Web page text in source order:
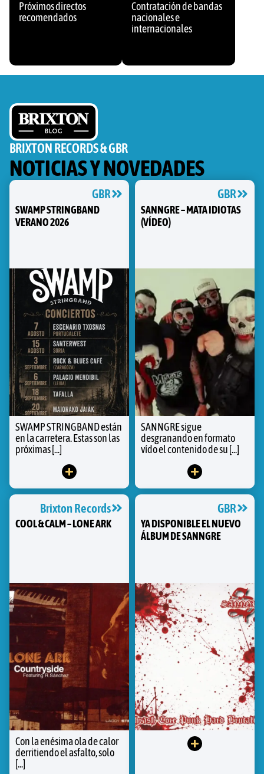
Próximos directos
recomendados
Contratación de bandas
nacionales e
internacionales
BRIXTON RECORDS & GBR
NOTICIAS Y NOVEDADES
GBR
SWAMP STRINGBAND
VERANO 2026
SWAMP STRINGBAND están
en la carretera. Estas son las
próximas [...]
GBR
SANNGRE – MATA IDIOTAS
(VÍDEO)
SANNGRE sigue
desgranando en formato
vído el contenido de su [...]
Brixton Records
COOL & CALM – LONE ARK
Con la enésima ola de calor
derritiendo el asfalto, solo
[...]
GBR
YA DISPONIBLE EL NUEVO
ÁLBUM DE SANNGRE